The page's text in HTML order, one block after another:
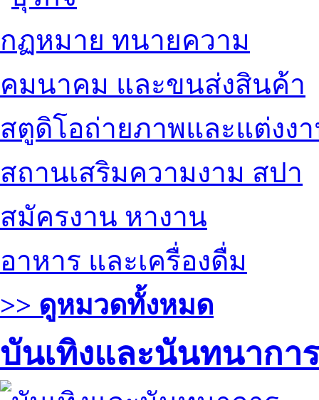
กฏหมาย ทนายความ
คมนาคม และขนส่งสินค้า
สตูดิโอถ่ายภาพและแต่งง
สถานเสริมความงาม สปา
สมัครงาน หางาน
อาหาร และเครื่องดื่ม
>> ดูหมวดทั้งหมด
บันเทิงและนันทนาการ